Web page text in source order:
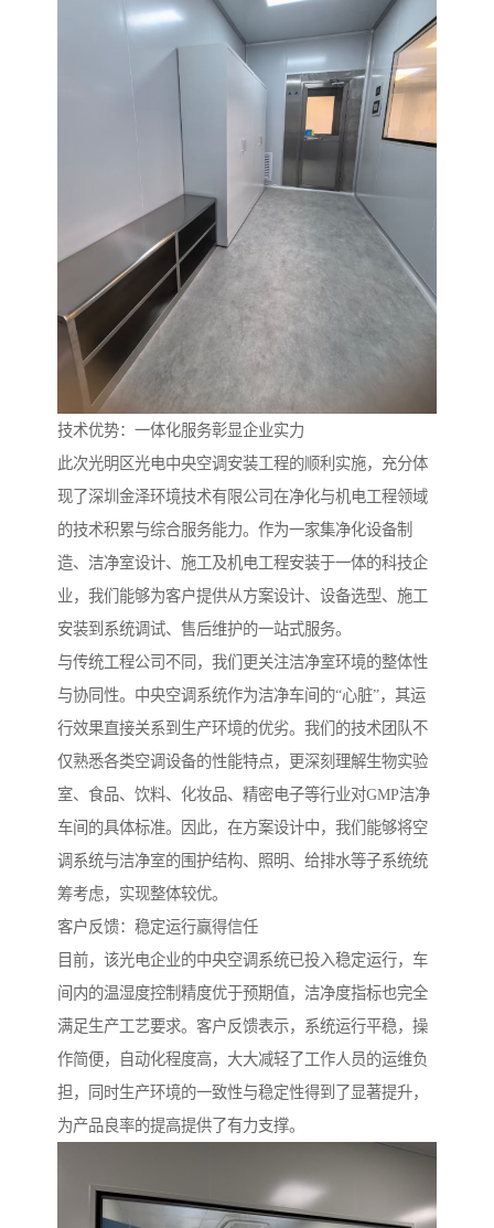
技术优势：一体化服务彰显企业实力
此次光明区光电中央空调安装工程的顺利实施，充分体
现了深圳金泽环境技术有限公司在净化与机电工程领域
的技术积累与综合服务能力。作为一家集净化设备制
造、洁净室设计、施工及机电工程安装于一体的科技企
业，我们能够为客户提供从方案设计、设备选型、施工
安装到系统调试、售后维护的一站式服务。
与传统工程公司不同，我们更关注洁净室环境的整体性
与协同性。中央空调系统作为洁净车间的“心脏”，其运
行效果直接关系到生产环境的优劣。我们的技术团队不
仅熟悉各类空调设备的性能特点，更深刻理解生物实验
室、食品、饮料、化妆品、精密电子等行业对GMP洁净
车间的具体标准。因此，在方案设计中，我们能够将空
调系统与洁净室的围护结构、照明、给排水等子系统统
筹考虑，实现整体较优。
客户反馈：稳定运行赢得信任
目前，该光电企业的中央空调系统已投入稳定运行，车
间内的温湿度控制精度优于预期值，洁净度指标也完全
满足生产工艺要求。客户反馈表示，系统运行平稳，操
作简便，自动化程度高，大大减轻了工作人员的运维负
担，同时生产环境的一致性与稳定性得到了显著提升，
为产品良率的提高提供了有力支撑。